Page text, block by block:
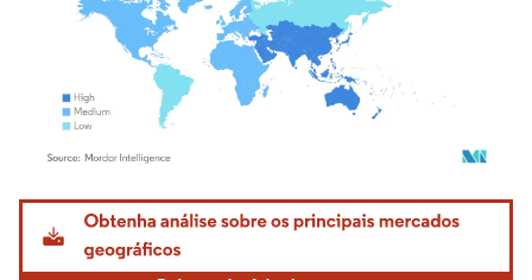
Imagem © Mordor Intelligence. O reuso requer atribuição conforme CC BY 4.0.